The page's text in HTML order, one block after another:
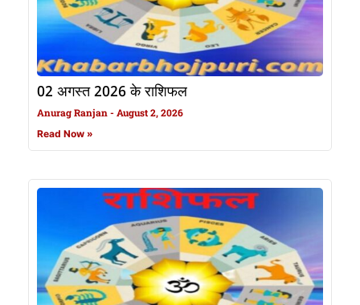
02 अगस्त 2026 के राशिफल
Anurag Ranjan August 2, 2026
Read Now »